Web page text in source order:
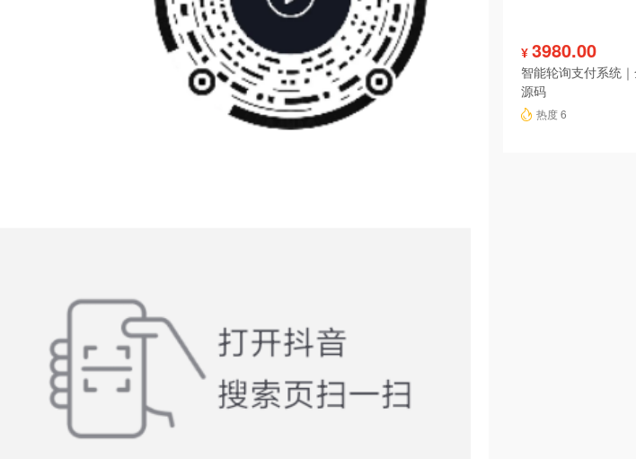
¥ 3980.00
智能轮询支付系统
源码
热度 6